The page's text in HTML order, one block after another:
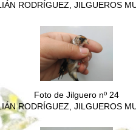
RODRÍGUEZ, JILGUEROS
Foto de Jilguero nº 24
RODRÍGUEZ, JILGUEROS